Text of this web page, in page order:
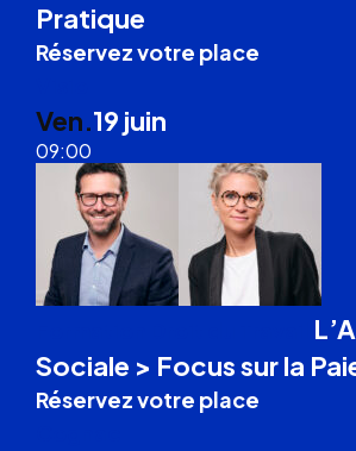
Pratique
Réservez votre place
Ven.19 juin
09:00
Sociale > Focus sur la
Réservez votre place